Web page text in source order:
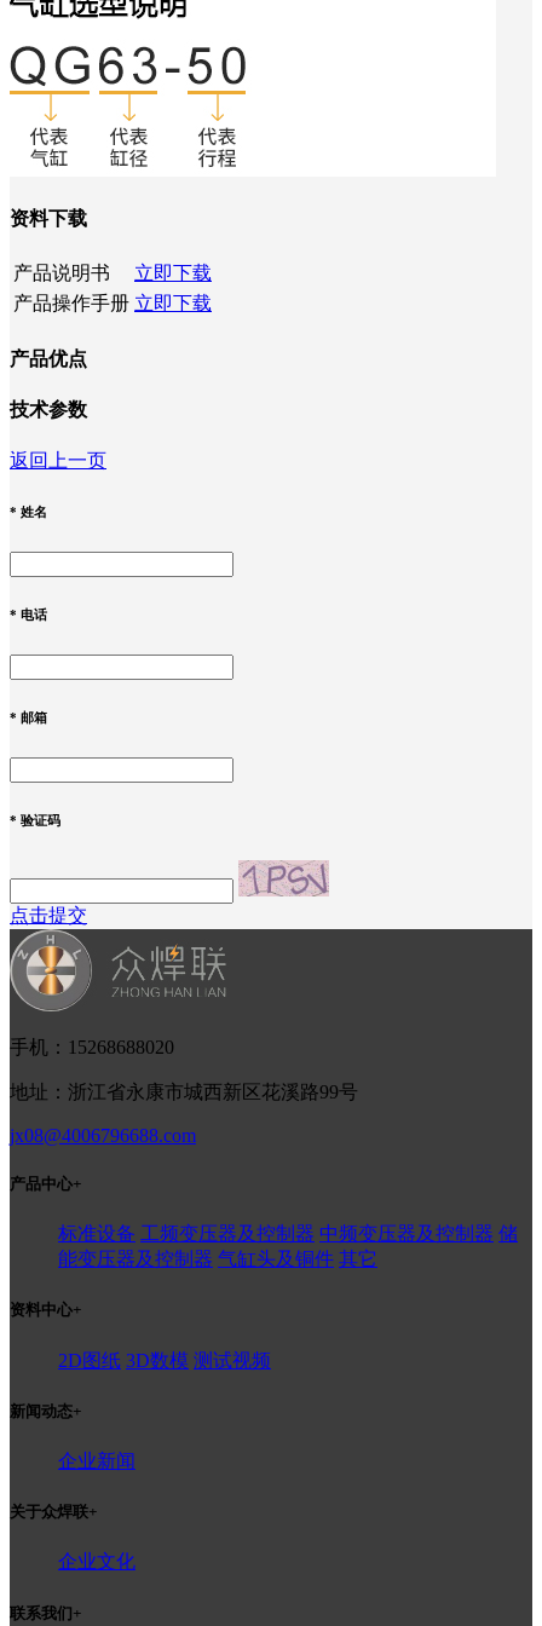
资料下载
产品说明书
立即下载
产品操作手册 立即下载
产品优点
技术参数
返回上一页
* 姓名
* 电话
* 邮箱
* 验证码
点击提交
手机：15268688020
地址：浙江省永康市城西新区花溪路99号
jx08@4006796688.com
产品中心+
标准设备 工频变压器及控制器 中频变压器及控制器 储
能变压器及控制器 气缸头及铜件 其它
资料中心+
2D图纸 3D数模 测试视频
新闻动态+
企业新闻
关于众焊联+
企业文化
联系我们+